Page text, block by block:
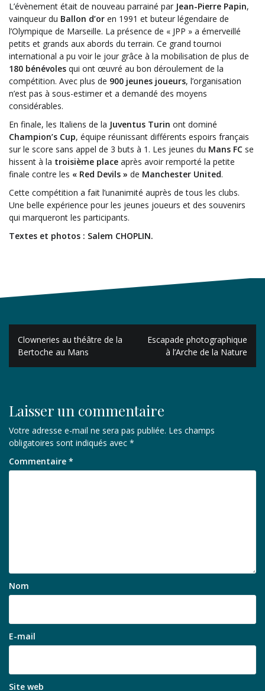
L’évènement était de nouveau parrainé par Jean-Pierre Papin,
vainqueur du Ballon d’or en 1991 et buteur légendaire de
l’Olympique de Marseille. La présence de « JPP » a émerveillé
petits et grands aux abords du terrain. Ce grand tournoi
international a pu voir le jour grâce à la mobilisation de plus de
180 bénévoles qui ont œuvré au bon déroulement de la
compétition. Avec plus de 900 jeunes joueurs, l’organisation
n’est pas à sous-estimer et a demandé des moyens
considérables.
En finale, les Italiens de la Juventus Turin ont dominé
Champion’s Cup, équipe réunissant différents espoirs français
sur le score sans appel de 3 buts à 1. Les jeunes du Mans FC se
hissent à la troisième place après avoir remporté la petite
finale contre les « Red Devils » de Manchester United.
Cette compétition a fait l’unanimité auprès de tous les clubs.
Une belle expérience pour les jeunes joueurs et des souvenirs
qui marqueront les participants.
Textes et photos : Salem CHOPLIN.
Navigation
de
l’article
Clowneries au théâtre de la
Bertoche au Mans
Escapade photographique
à l’Arche de la Nature
Laisser un commentaire
Votre adresse e-mail ne sera pas publiée. Les champs
obligatoires sont indiqués avec *
Commentaire *
Nom
E-mail
Site web